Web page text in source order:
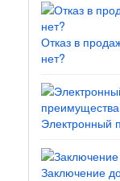
Отказ в
нет?
Электронный
Заключение